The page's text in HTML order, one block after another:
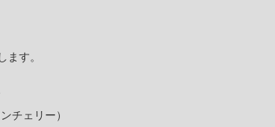
す。
チェリー）